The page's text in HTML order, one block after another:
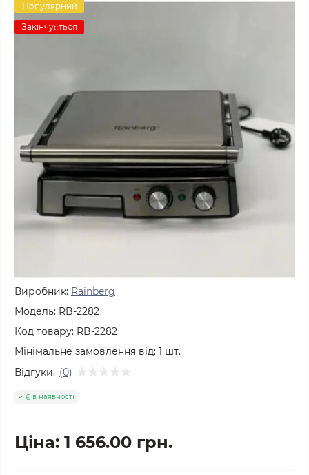
Популярний
Закінчується
Виробник: Rainberg
Модель: RB-2282
Код товару: RB-2282
Мінімальне замовлення від: 1 шт.
Відгуки: (0)
Є в наявності
Ціна: 1 656.00 грн.